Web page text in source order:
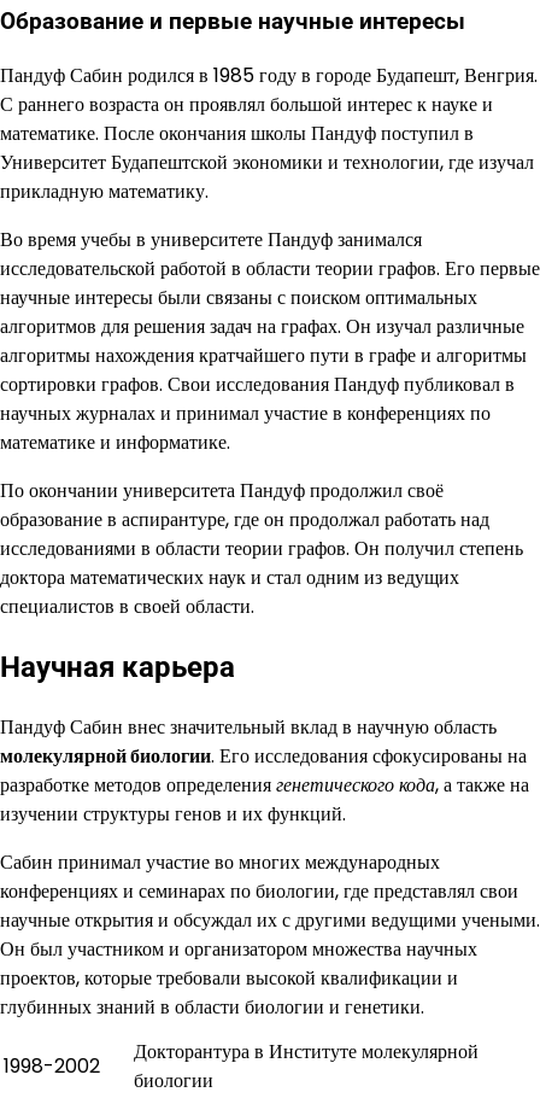
Образование и первые научные интересы
Пандуф Сабин родился в 1985 году в городе Будапешт, Венгрия.
С раннего возраста он проявлял большой интерес к науке и
математике. После окончания школы Пандуф поступил в
Университет Будапештской экономики и технологии, где изучал
прикладную математику.
Во время учебы в университете Пандуф занимался
исследовательской работой в области теории графов. Его первые
научные интересы были связаны с поиском оптимальных
алгоритмов для решения задач на графах. Он изучал различные
алгоритмы нахождения кратчайшего пути в графе и алгоритмы
сортировки графов. Свои исследования Пандуф публиковал в
научных журналах и принимал участие в конференциях по
математике и информатике.
По окончании университета Пандуф продолжил своё
образование в аспирантуре, где он продолжал работать над
исследованиями в области теории графов. Он получил степень
доктора математических наук и стал одним из ведущих
специалистов в своей области.
Научная карьера
Пандуф Сабин внес значительный вклад в научную область
молекулярной биологии. Его исследования сфокусированы на
разработке методов определениягенетического кода, а также на
изучении структуры генов и их функций.
Сабин принимал участие во многих международных
конференциях и семинарах по биологии, где представлял свои
научные открытия и обсуждал их с другими ведущими учеными.
Он был участником и организатором множества научных
проектов, которые требовали высокой квалификации и
глубинных знаний в области биологии и генетики.
1998-2002
Докторантура в Институте молекулярной
биологии